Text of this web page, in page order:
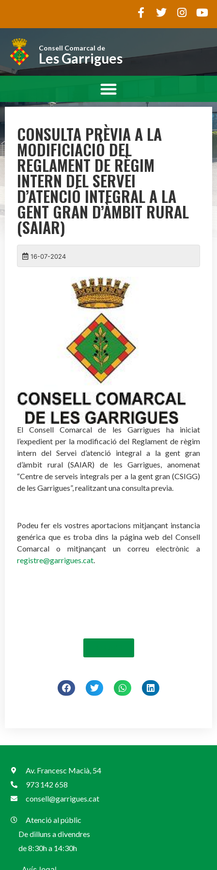
Consell Comarcal de
Les Garrigues
CONSULTA PRÈVIA A LA
MODIFICIACIÓ DEL
REGLAMENT DE RÈGIM
INTERN DEL SERVEI
D’ATENCIÓ INTEGRAL A LA
GENT GRAN D’ÀMBIT RURAL
(SAIAR)
16-07-2024
El Consell Comarcal de les Garrigues ha iniciat
l’expedient per la modificació del Reglament de règim
intern del Servei d’atenció integral a la gent gran
d’àmbit rural (SAIAR) de les Garrigues, anomenat
“Centre de serveis integrals per a la gent gran (CSIGG)
de les Garrigues”, realitzant una consulta previa.
Podeu fer els vostres aportacions mitjançant instancia
genérica que es troba dins la página web del Consell
Comarcal o mitjnançant un correu electrònic a
registre@garrigues.cat
Av. Francesc Macià, 54
973 142 658
consell@garrigues.cat
Atenció al públic
De dilluns a divendres
de 8:30h a 14:30h